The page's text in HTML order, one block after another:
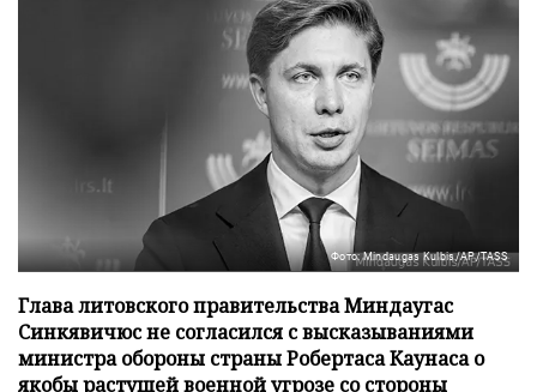
Фото: Mindaugas Kulbis/AP/TASS
Глава литовского правительства Миндаугас
Синкявичюс не согласился с высказываниями
министра обороны страны Робертаса Каунаса о
якобы растущей военной угрозе со стороны